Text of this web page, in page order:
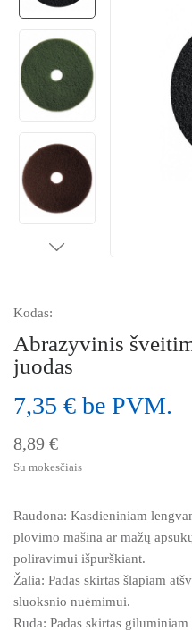
Kodas:
Abrazyvinis
juodas
7,35 € be PVM.
8,89 €
Su mokesčiais
Raudona: Kasdieniniam
plovimo mašina ar mažų
poliravimui išpurškiant.
Žalia: Padas skirtas šlapiam
sluoksnio nuėmimui.
Ruda: Padas skirtas